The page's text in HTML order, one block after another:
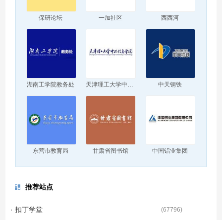
保研论坛 一加社区 西西河
湖南工学院教务处 中天钢铁
东营市教育局 甘肃省图书馆 中国铝业集团
推荐站点
· 扣丁学堂 (67796)